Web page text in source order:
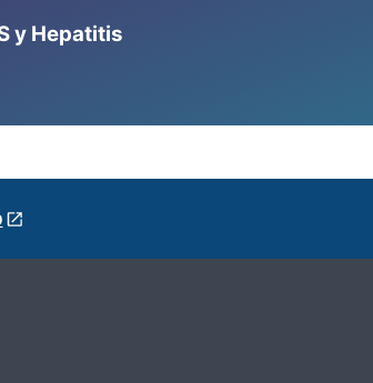
y Hepatitis